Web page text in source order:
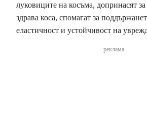
луковиците на косъма, допринасят
здрава коса, спомагат за
еластичност и устойчивост на
реклама